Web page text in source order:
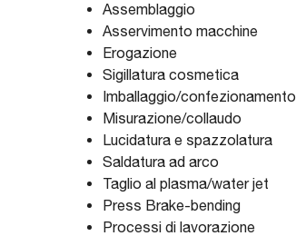
Assemblaggio
Asservimento macchine
Erogazione
Sigillatura cosmetica
Imballaggio/confezionamento
Misurazione/collaudo
Lucidatura e spazzolatura
Saldatura ad arco
Taglio al plasma/water jet
Press Brake-bending
Processi di lavorazione